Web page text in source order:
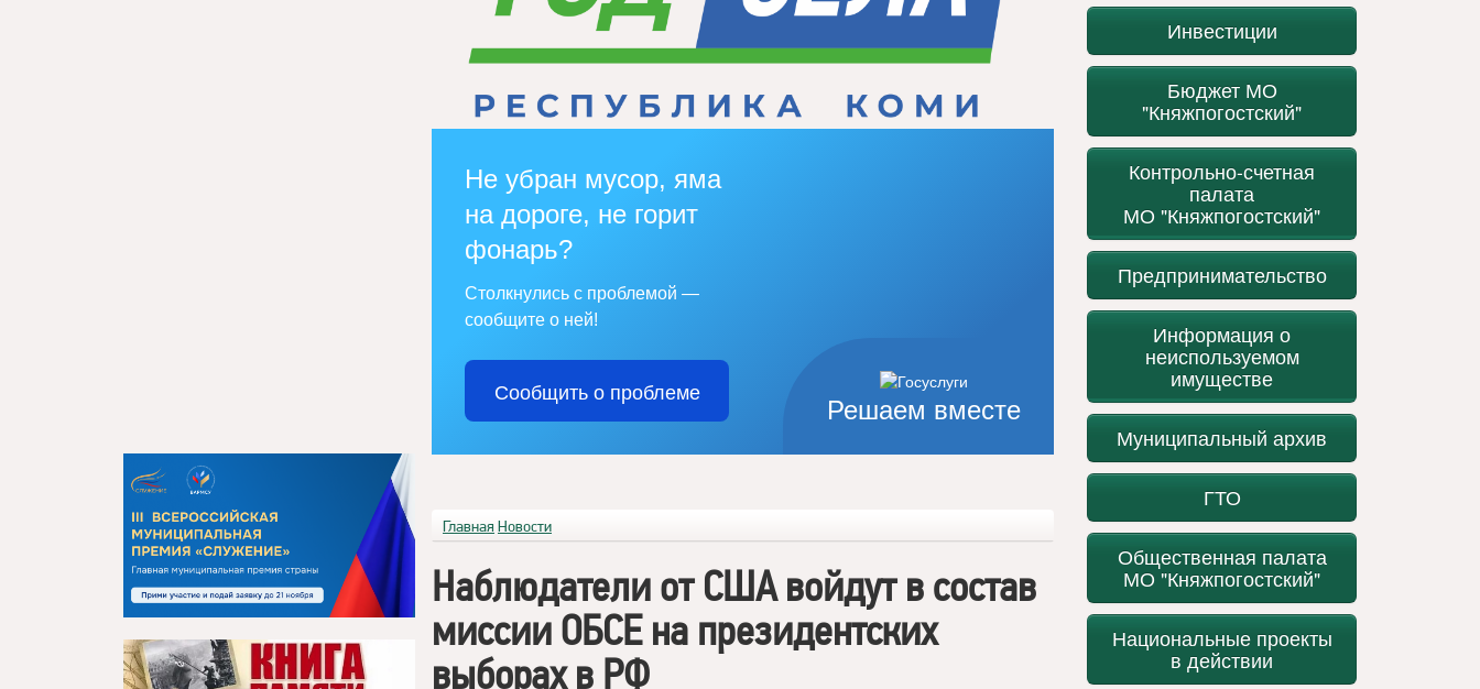
Решаем вместе
Не убран мусор, яма
на дороге, не горит
фонарь?
Столкнулись с проблемой —
сообщите о ней!
Сообщить о проблеме
Главная Новости
Наблюдатели от США войдут в состав
миссии ОБСЕ на президентских
выборах в РФ
Инвестиции
Бюджет МО
"Княжпогостский"
Контрольно-счетная
палата
МО "Княжпогостский"
Предпринимательство
Информация о
неиспользуемом
имуществе
Муниципальный архив
ГТО
Общественная палата
МО "Княжпогостский"
Национальные проекты
в действии